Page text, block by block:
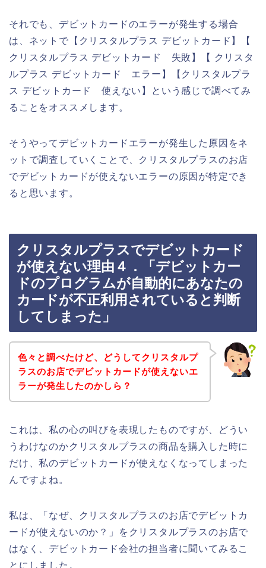
それでも、デビットカードのエラーが発生する場合
は、ネットで【クリスタルプラス デビットカード】【
クリスタルプラス デビットカード 失敗】【 クリスタ
ルプラス デビットカード エラー】【クリスタルプラ
ス デビットカード 使えない】という感じで調べてみ
ることをオススメします。
そうやってデビットカードエラーが発生した原因をネ
ットで調査していくことで、クリスタルプラスのお店
でデビットカードが使えないエラーの原因が特定でき
ると思います。
クリスタルプラスでデビットカード
が使えない理由４．「デビットカー
ドのプログラムが自動的にあなたの
カードが不正利用されていると判断
してしまった」
色々と調べたけど、どうしてクリスタルプ
ラスのお店でデビットカードが使えないエ
ラーが発生したのかしら？
これは、私の心の叫びを表現したものですが、どうい
うわけなのかクリスタルプラスの商品を購入した時に
だけ、私のデビットカードが使えなくなってしまった
んですよね。
私は、「なぜ、クリスタルプラスのお店でデビットカ
ードが使えないのか？」をクリスタルプラスのお店で
はなく、デビットカード会社の担当者に聞いてみるこ
とにしました。